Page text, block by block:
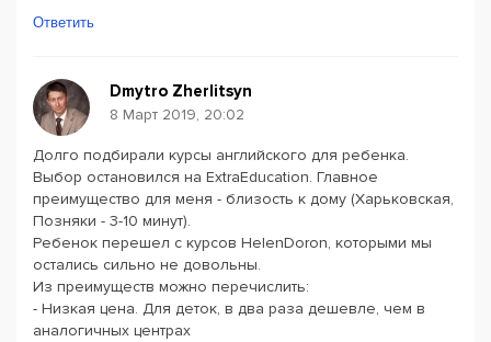
Ответить
Dmytro Zherlitsyn
8 Март 2019, 20:02
Долго подбирали курсы английского для ребенка.
Выбор остановился на ExtraEducation. Главное
преимущество для меня - близость к дому (Харьковская,
Позняки - 3-10 минут).
Ребенок перешел с курсов HelenDoron, которыми мы
остались сильно не довольны.
Из преимуществ можно перечислить:
- Низкая цена. Для деток, в два раза дешевле, чем в
аналогичных центрах